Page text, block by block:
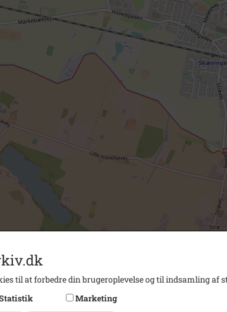
til at forbedre din brugeroplevelse og til indsamling af
Marketing